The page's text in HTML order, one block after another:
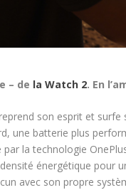
– de la Watch 2. En
son esprit et
une batterie plus
la technologie
énergétique pour
avec son propre